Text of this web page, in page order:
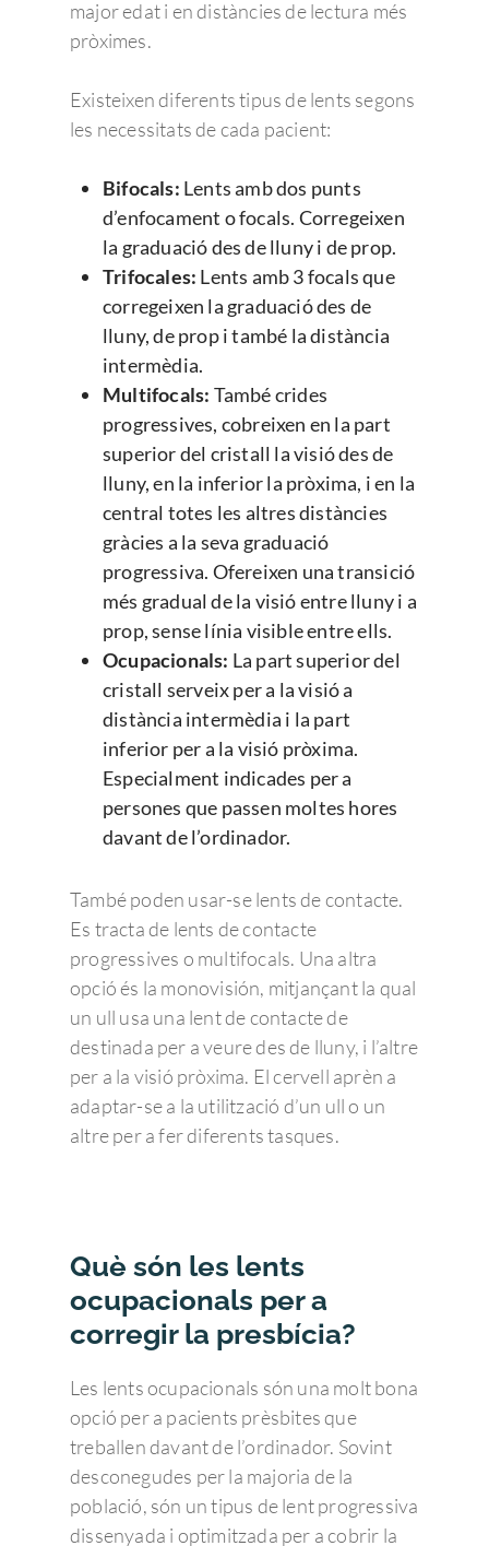
major edat i en distàncies de lectura més
pròximes.
Existeixen diferents tipus de lents segons
les necessitats de cada pacient:
Bifocals: Lents amb dos punts
d’enfocament o focals. Corregeixen
la graduació des de lluny i de prop.
Trifocales: Lents amb 3 focals que
corregeixen la graduació des de
lluny, de prop i també la distància
intermèdia.
Multifocals: També crides
progressives, cobreixen en la part
superior del cristall la visió des de
lluny, en la inferior la pròxima, i en la
central totes les altres distàncies
gràcies a la seva graduació
progressiva. Ofereixen una transició
més gradual de la visió entre lluny i a
prop, sense línia visible entre ells.
Ocupacionals: La part superior del
cristall serveix per a la visió a
distància intermèdia i la part
inferior per a la visió pròxima.
Especialment indicades per a
persones que passen moltes hores
davant de l’ordinador.
També poden usar-se lents de contacte.
Es tracta de lents de contacte
progressives o multifocals. Una altra
opció és la monovisión, mitjançant la qual
un ull usa una lent de contacte de
destinada per a veure des de lluny, i l’altre
per a la visió pròxima. El cervell aprèn a
adaptar-se a la utilització d’un ull o un
altre per a fer diferents tasques.
Què són les lents
ocupacionals per a
corregir la presbícia?
Les lents ocupacionals són una molt bona
opció per a pacients prèsbites que
treballen davant de l’ordinador. Sovint
desconegudes per la majoria de la
població, són un tipus de lent progressiva
dissenyada i optimitzada per a cobrir la